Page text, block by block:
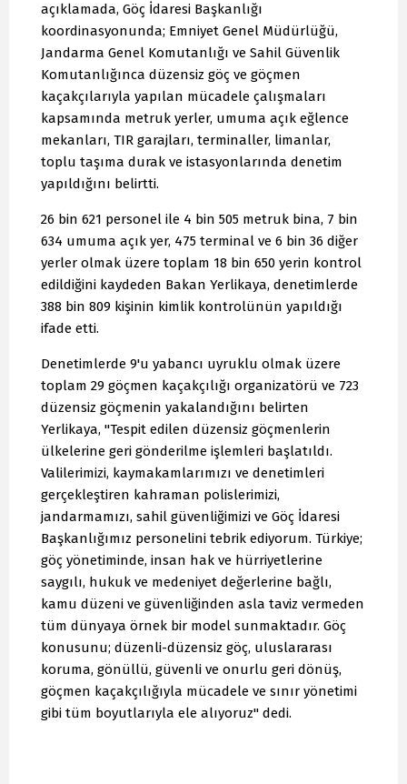
açıklamada, Göç İdaresi Başkanlığı
koordinasyonunda; Emniyet Genel Müdürlüğü,
Jandarma Genel Komutanlığı ve Sahil Güvenlik
Komutanlığınca düzensiz göç ve göçmen
kaçakçılarıyla yapılan mücadele çalışmaları
kapsamında metruk yerler, umuma açık eğlence
mekanları, TIR garajları, terminaller, limanlar,
toplu taşıma durak ve istasyonlarında denetim
yapıldığını belirtti.
26 bin 621 personel ile 4 bin 505 metruk bina, 7 bin
634 umuma açık yer, 475 terminal ve 6 bin 36 diğer
yerler olmak üzere toplam 18 bin 650 yerin kontrol
edildiğini kaydeden Bakan Yerlikaya, denetimlerde
388 bin 809 kişinin kimlik kontrolünün yapıldığı
ifade etti.
Denetimlerde 9'u yabancı uyruklu olmak üzere
toplam 29 göçmen kaçakçılığı organizatörü ve 723
düzensiz göçmenin yakalandığını belirten
Yerlikaya, "Tespit edilen düzensiz göçmenlerin
ülkelerine geri gönderilme işlemleri başlatıldı.
Valilerimizi, kaymakamlarımızı ve denetimleri
gerçekleştiren kahraman polislerimizi,
jandarmamızı, sahil güvenliğimizi ve Göç İdaresi
Başkanlığımız personelini tebrik ediyorum. Türkiye;
göç yönetiminde, insan hak ve hürriyetlerine
saygılı, hukuk ve medeniyet değerlerine bağlı,
kamu düzeni ve güvenliğinden asla taviz vermeden
tüm dünyaya örnek bir model sunmaktadır. Göç
konusunu; düzenli-düzensiz göç, uluslararası
koruma, gönüllü, güvenli ve onurlu geri dönüş,
göçmen kaçakçılığıyla mücadele ve sınır yönetimi
gibi tüm boyutlarıyla ele alıyoruz" dedi.